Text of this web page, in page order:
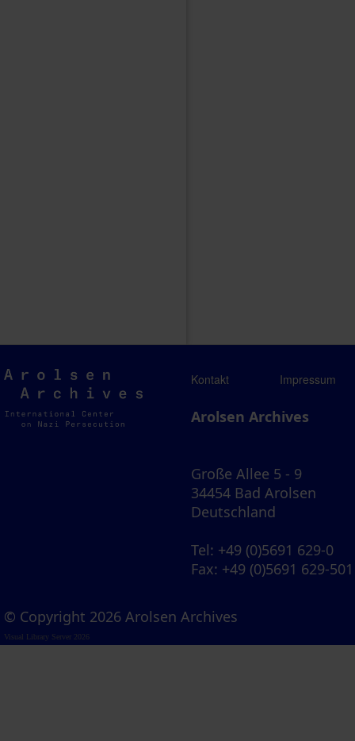
Arolsen
Archives
Kontakt Impressum
Arolsen Archives
Große Allee 5 - 9
34454 Bad Arolsen
Deutschland
Tel: +49 (0)5691 629-0
Fax: +49 (0)5691 629-501
© Copyright 2026 Arolsen Archives
Visual Library Server 2026